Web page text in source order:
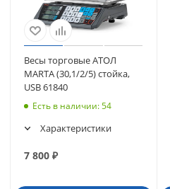
Весы торговые АТОЛ
MARTA (30,1/2/5) стойка,
USB 61840
Есть в наличии: 54
Характеристики
7 800 ₽